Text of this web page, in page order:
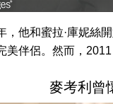
，他和蜜拉·庫妮絲
美伴侶。然而，2011
麥考利曾